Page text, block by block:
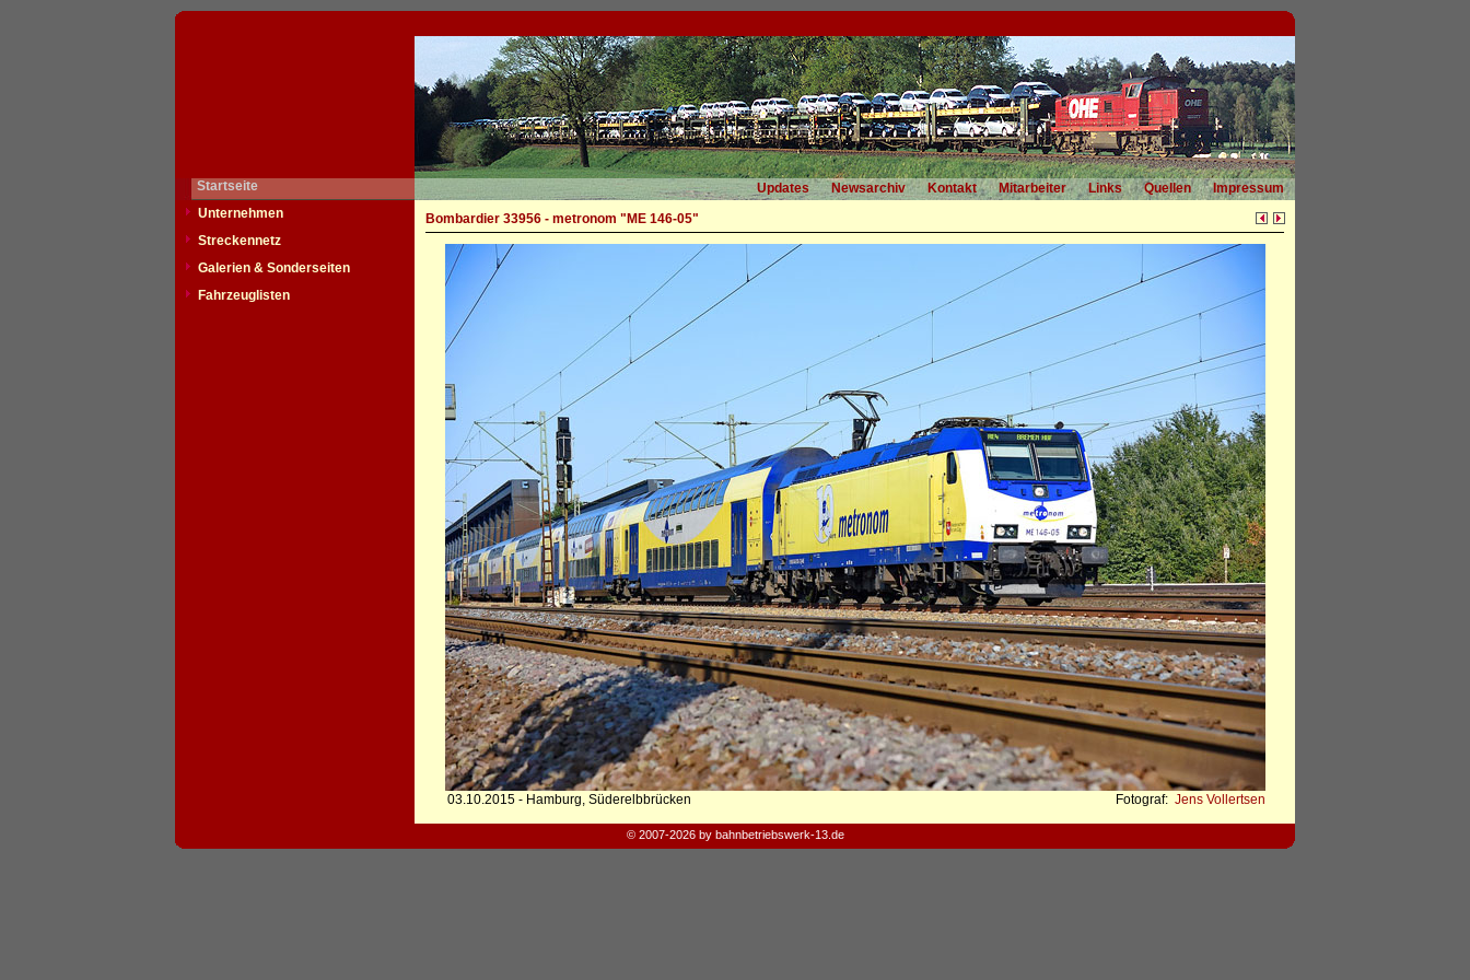
Startseite Updates Newsarchiv Kontakt Mitarbeiter Links Quellen
Impressum
Unternehmen
Streckennetz
Galerien & Sonderseiten
Fahrzeuglisten
Bombardier 33956 - metronom "ME 146-05"
03.10.2015 - Hamburg, Süderelbbrücken Fotograf: Jens Vollertsen
© 2007-2026 by bahnbetriebswerk-13.de